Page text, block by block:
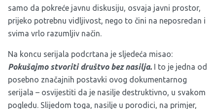
samo da pokreće javnu diskusiju, osvaja javni prostor,
prijeko potrebnu vidljivost, nego to čini na neposredan i
svima vrlo razumljiv način.
Na koncu serijala podcrtana je sljedeća misao:
Pokušajmo stvoriti društvo bez nasilja. I to je jedna od
posebno značajnih postavki ovog dokumentarnog
serijala – osvijestiti da je nasilje destruktivno, u svakom
pogledu. Slijedom toga, nasilje u porodici, na primjer,